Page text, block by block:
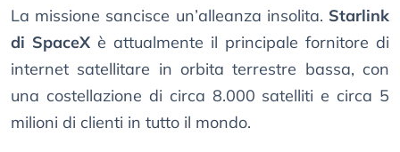
La missione sancisce un’alleanza insolita. Starlink
di SpaceX è attualmente il principale fornitore di
internet satellitare in orbita terrestre bassa, con
una costellazione di circa 8.000 satelliti e circa 5
milioni di clienti in tutto il mondo.